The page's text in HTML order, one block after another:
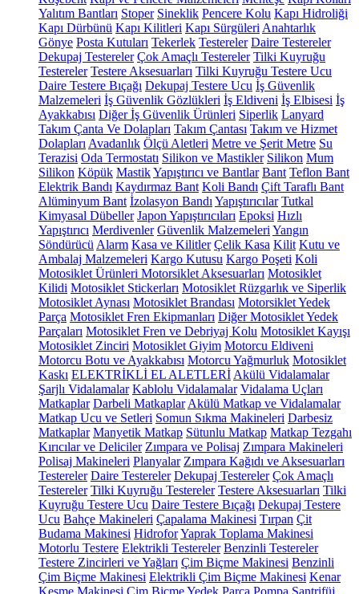
Yalıtım Bantları Stoper Sineklik Pencere Kolu Kapı Hidroliği
Kapı Dürbünü Kapı Kilitleri Kapı Sürgüleri Anahtarlık
Gönye Posta Kutuları Tekerlek Testereler Daire Testereler
Dekupaj Testereler Çok Amaçlı Testereler Tilki Kuyruğu
Testereler Testere Aksesuarları Tilki Kuyruğu Testere Ucu
Daire Testere Bıçağı Dekupaj Testere Ucu İş Güvenlik
Malzemeleri İş Güvenlik Gözlükleri İş Eldiveni İş Elbisesi İş
Ayakkabısı Diğer İş Güvenlik Ürünleri Siperlik Lanyard
Takım Çanta Ve Dolapları Takım Çantası Takım ve Hizmet
Dolapları Avadanlık Ölçü Aletleri Metre ve Şerit Metre Su
Terazisi Oda Termostatı Silikon ve Mastikler Silikon Mum
Silikon Köpük MastikYapıştırıcı ve Bantlar Bant Teflon Bant
Elektrik Bandı Kaydırmaz Bant Koli Bandı Çift Taraflı Bant
Alüminyum Bant İzolasyon Bandı Yapıştırıcılar Tutkal
Kimyasal Dübeller Japon Yapıştırıcıları Epoksi Hızlı
Yapıştırıcı Merdivenler Güvenlik Malzemeleri Yangın
Söndürücü Alarm Kasa ve Kilitler Çelik Kasa Kilit Kutu ve
Ambalaj Malzemeleri Kargo Kutusu Kargo Poşeti Koli
Motosiklet Ürünleri Motorsiklet Aksesuarları Motosiklet
Kilidi Motosiklet Stickerları Motosiklet Rüzgarlık ve Siperlik
Motosiklet Aynası Motosiklet Brandası Motorsiklet Yedek
Parça Motosiklet Fren Ekipmanları Diğer Motosiklet Yedek
Parçaları Motosiklet Fren ve Debriyaj Kolu Motosiklet Kayışı
Motosiklet Zinciri Motosiklet Giyim Motorcu Eldiveni
Motorcu Botu ve Ayakkabısı Motorcu Yağmurluk Motosiklet
Kaskı ELEKTRİKLİ EL ALETLERİ Akülü Vidalamalar
Şarjlı Vidalamalar Kablolu Vidalamalar Vidalama Uçları
Matkaplar Darbeli Matkaplar Akülü Matkap ve Vidalamalar
Matkap Ucu ve Setleri Somun Sıkma Makineleri Darbesiz
Matkaplar Manyetik Matkap Sütunlu Matkap Matkap Tezgahı
Kırıcılar ve Deliciler Zımpara ve Polisaj Zımpara Makineleri
Polisaj Makineleri Planyalar Zımpara Kağıdı ve Aksesuarları
Testereler Daire Testereler Dekupaj Testereler Çok Amaçlı
Testereler Tilki Kuyruğu Testereler Testere Aksesuarları Tilki
Kuyruğu Testere Ucu Daire Testere Bıçağı Dekupaj Testere
Ucu Bahçe Makineleri Çapalama Makinesi Tırpan Çit
Budama Makinesi HidroforYaprak Toplama Makinesi
Motorlu Testere Elektrikli Testereler Benzinli Testereler
Testere Zincirleri ve Yağları Çim Biçme Makinesi Benzinli
Çim Biçme Makinesi Elektrikli Çim Biçme Makinesi Kenar
Kesme Makinesi Çim Biçme Yedek Parça Pompa Santrifüj